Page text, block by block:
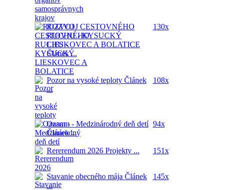
ROZVOJ CESTOVNÉHO
RUCHU - KYSUCKÝ
LIESKOVEC A BOLATICE
Článek ...
130x
Pozor na vysoké teploty Článek
...
108x
Oznam - Medzinárodný deň detí
Článek ...
94x
Rererendum 2026 Projekty ... 151x
Stavanie obecného mája Článek
...
145x